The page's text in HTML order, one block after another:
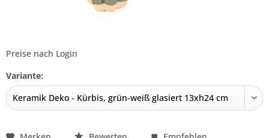
Preise nach Login
Variante: